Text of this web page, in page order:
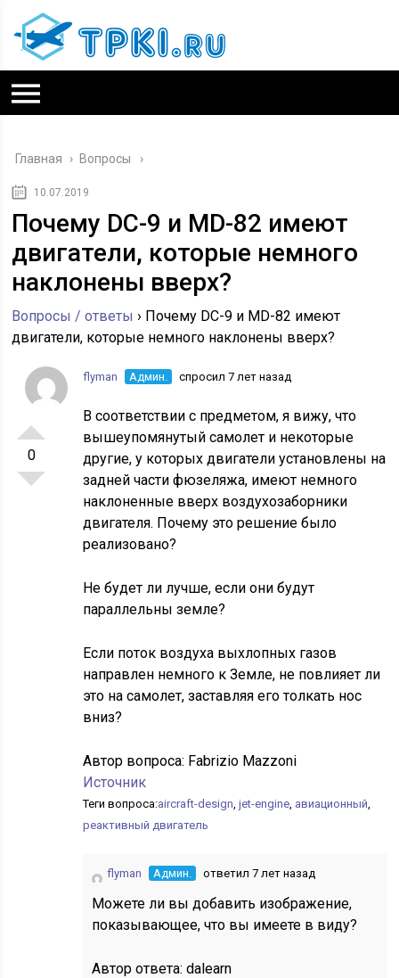
Главная › Вопросы
10.07.2019
Почему DC-9 и MD-82 имеют
двигатели, которые немного
наклонены вверх?
Вопросы / ответы › Почему DC-9 и MD-82 имеют
двигатели, которые немного наклонены вверх?
0
flyman Админ. спросил 7 лет назад
В соответствии с предметом, я вижу, что
вышеупомянутый самолет и некоторые
другие, у которых двигатели установлены на
задней части фюзеляжа, имеют немного
наклоненные вверх воздухозаборники
двигателя. Почему это решение было
реализовано?
Не будет ли лучше, если они будут
параллельны земле?
Если поток воздуха выхлопных газов
направлен немного к Земле, не повлияет ли
это на самолет, заставляя его толкать нос
вниз?
Автор вопроса: Fabrizio Mazzoni
Источник
Теги вопроса:aircraft-design,jet-engine, авиационный,
реактивный двигатель
flyman Админ. ответил 7 лет назад
Можете ли вы добавить изображение,
показывающее, что вы имеете в виду?
Автор ответа:dalearn